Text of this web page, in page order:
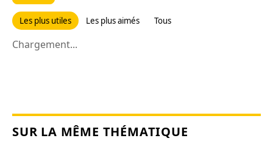
Les plus utiles Les plus aimés Tous
Chargement...
SUR LA MÊME THÉMATIQUE